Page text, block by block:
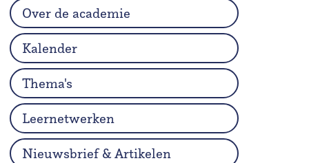
Over de academie
Kalender
Thema's
Leernetwerken
Nieuwsbrief & Artikelen